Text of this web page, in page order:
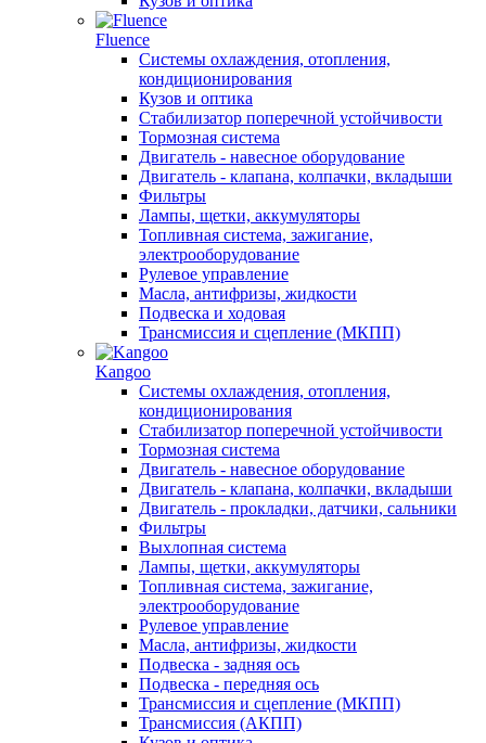
Fluence
Системы охлаждения, отопления,
кондиционирования
Кузов и оптика
Стабилизатор поперечной устойчивости
Тормозная система
Двигатель - навесное оборудование
Двигатель - клапана, колпачки, вкладыши
Фильтры
Лампы, щетки, аккумуляторы
Топливная система, зажигание,
электрооборудование
Рулевое управление
Масла, антифризы, жидкости
Подвеска и ходовая
Трансмиссия и сцепление (МКПП)
Kangoo
Системы охлаждения, отопления,
кондиционирования
Стабилизатор поперечной устойчивости
Тормозная система
Двигатель - навесное оборудование
Двигатель - клапана, колпачки, вкладыши
Двигатель - прокладки, датчики, сальники
Фильтры
Выхлопная система
Лампы, щетки, аккумуляторы
Топливная система, зажигание,
электрооборудование
Рулевое управление
Масла, антифризы, жидкости
Подвеска - задняя ось
Подвеска - передняя ось
Трансмиссия и сцепление (МКПП)
Трансмиссия (АКПП)